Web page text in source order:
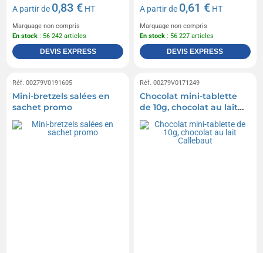
A partir de 0,83 € HT
Marquage non compris
En stock : 56 242 articles
DEVIS EXPRESS
A partir de 0,61 € HT
Marquage non compris
En stock : 56 227 articles
DEVIS EXPRESS
Réf. 00279V0191605
Mini-bretzels salées en
sachet promo
Réf. 00279V0171249
Chocolat mini-tablette
de 10g, chocolat au lait
Callebaut